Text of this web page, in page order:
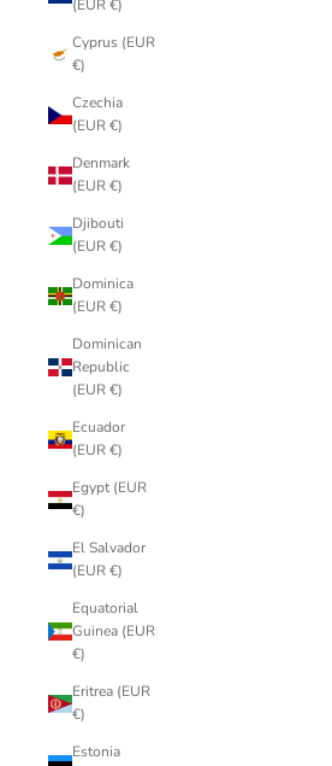
(EUR €)
Cyprus (EUR
€)
Czechia
(EUR €)
Denmark
(EUR €)
Djibouti
(EUR €)
Dominica
(EUR €)
Dominican
Republic
(EUR €)
Ecuador
(EUR €)
Egypt (EUR
€)
El Salvador
(EUR €)
Equatorial
Guinea (EUR
€)
Eritrea (EUR
€)
Estonia